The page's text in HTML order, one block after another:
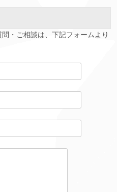
・ご相談は、下記フォームより